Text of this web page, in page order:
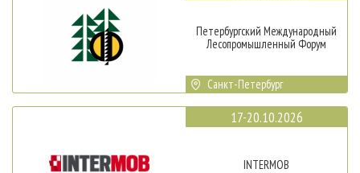
Петербургский Международный
Лесопромышленный Форум
Санкт-Петербург
17-20.10.2026
INTERMOB